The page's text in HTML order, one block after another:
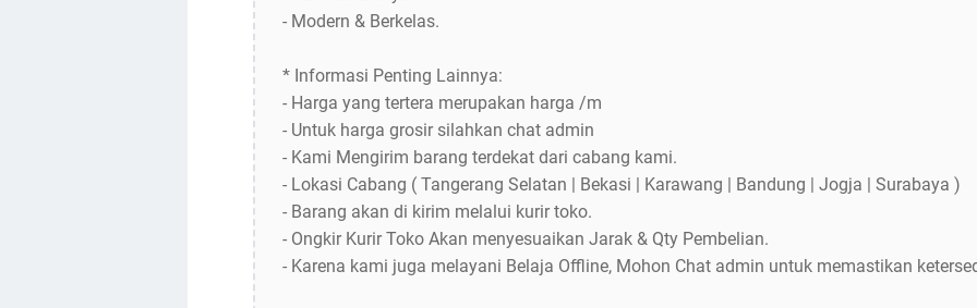
- Modern & Berkelas.
* Informasi Penting Lainnya:
- Harga yang tertera merupakan harga /m
- Untuk harga grosir silahkan chat admin
- Kami Mengirim barang terdekat dari cabang kami.
- Lokasi Cabang ( Tangerang Selatan | Bekasi | Karawang | Bandung | Jogja | Surabaya )
- Barang akan di kirim melalui kurir toko.
- Ongkir Kurir Toko Akan menyesuaikan Jarak & Qty Pembelian.
- Karena kami juga melayani Belaja Offline, Mohon Chat admin untuk memastikan